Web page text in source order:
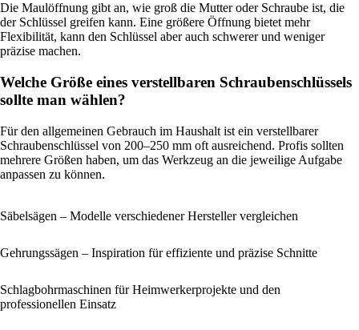
Die Maulöffnung gibt an, wie groß die Mutter oder Schraube ist, die
der Schlüssel greifen kann. Eine größere Öffnung bietet mehr
Flexibilität, kann den Schlüssel aber auch schwerer und weniger
präzise machen.
Welche Größe eines verstellbaren Schraubenschlüssels
sollte man wählen?
Für den allgemeinen Gebrauch im Haushalt ist ein verstellbarer
Schraubenschlüssel von 200–250 mm oft ausreichend. Profis sollten
mehrere Größen haben, um das Werkzeug an die jeweilige Aufgabe
anpassen zu können.
Säbelsägen – Modelle verschiedener Hersteller vergleichen
Gehrungssägen – Inspiration für effiziente und präzise Schnitte
Schlagbohrmaschinen für Heimwerkerprojekte und den
professionellen Einsatz